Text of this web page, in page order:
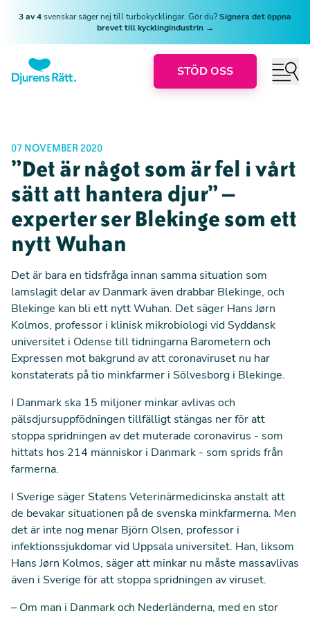
3 av 4svenskar säger nej till turbokycklingar. Gör du?Signera det öppna
brevet till kycklingindustrin →
STÖD OSS
07 NOVEMBER 2020
”Det är något som är fel i vårt
sätt att hantera djur” –
experter ser Blekinge som ett
nytt Wuhan
Det är bara en tidsfråga innan samma situation som
lamslagit delar av Danmark även drabbar Blekinge, och
Blekinge kan bli ett nytt Wuhan. Det säger Hans Jørn
Kolmos, professor i klinisk mikrobiologi vid Syddansk
universitet i Odense till tidningarna Barometern och
Expressen mot bakgrund av att coronaviruset nu har
konstaterats på tio minkfarmer i Sölvesborg i Blekinge.
I Danmark ska 15 miljoner minkar avlivas och
pälsdjursuppfödningen tillfälligt stängas ner för att
stoppa spridningen av det muterade coronavirus - som
hittats hos 214 människor i Danmark - som sprids från
farmerna.
I Sverige säger Statens Veterinärmedicinska anstalt att
de bevakar situationen på de svenska minkfarmerna. Men
det är inte nog menar Björn Olsen, professor i
infektionssjukdomar vid Uppsala universitet. Han, liksom
Hans Jørn Kolmos, säger att minkar nu måste massavlivas
även i Sverige för att stoppa spridningen av viruset.
– Om man i Danmark och Nederländerna, med en stor